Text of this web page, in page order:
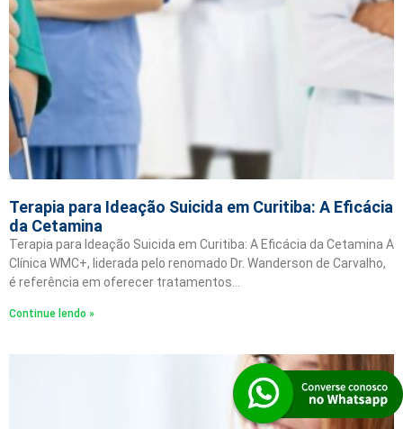
Terapia para Ideação Suicida em Curitiba: A Eficácia
da Cetamina
Terapia para Ideação Suicida em Curitiba: A Eficácia da Cetamina A
Clínica WMC+, liderada pelo renomado Dr. Wanderson de Carvalho,
é referência em oferecer tratamentos…
Continue lendo »